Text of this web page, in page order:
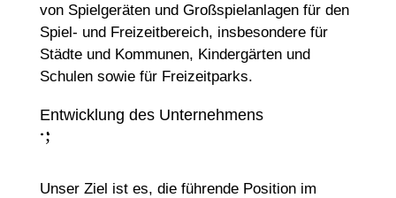
von Spielgeräten und Großspielanlagen für den
Spiel- und Freizeitbereich, insbesondere für
Städte und Kommunen, Kindergärten und
Schulen sowie für Freizeitparks.
Entwicklung des Unternehmens
:
;
Unser Ziel ist es, die führende Position im